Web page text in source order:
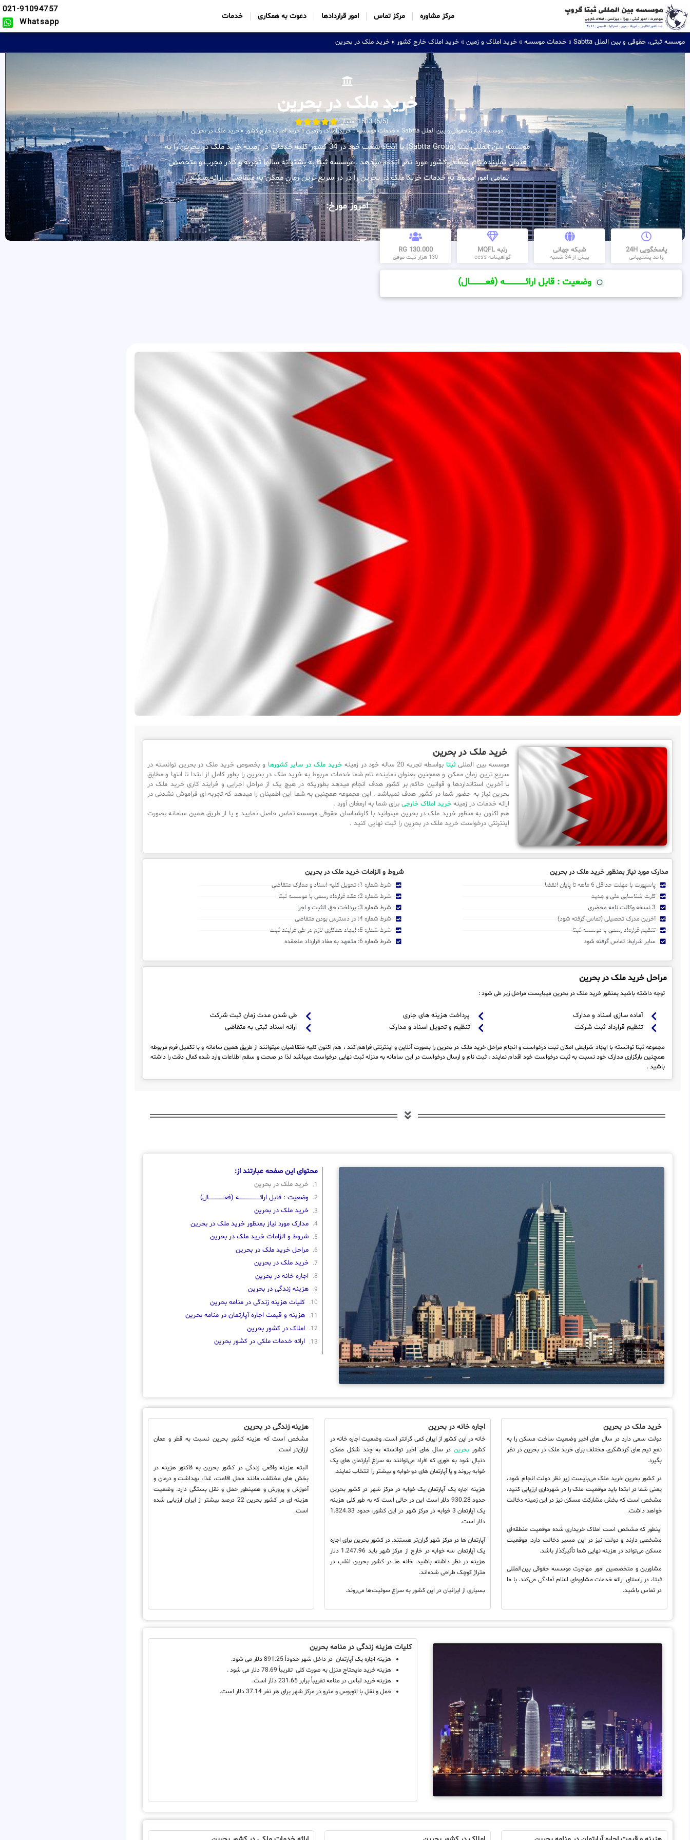
مرکز مشاوره مرکز تماس امور قراردادها دعوت به همکاری خدمات
021-91094757
Whatsapp
موسسه ثبتی، حقوقی و بین الملل Sabtta » خدمات موسسه » خرید املاک و زمین » خرید املاک خارج کشور » خرید ملک در بحرین
خرید ملک در بحرین
(5/5) 1513 امتیاز
موسسه ثبتی، حقوقی و بین الملل Sabtta » خدمات موسسه»خرید املاک و زمین»خرید املاک خارج کشور»خرید ملک در بحرین
موسسه بین المللی ثبتا (Sabtta Group) با ایجاد شعب خود در 34 کشور کلیه خدمات در زمینه خرید ملک در بحرین را به
عنوان نماینده تام شما در کشور مورد نظر انجام میدهد . موسسه ثبتا به پشتوانه سالها تجربه و کادر مجرب و متخصص
تمامی امور مربوط به خدمات خرید ملک در بحرین را در در سریع ترین زمان ممکن به متقاضیان ارائه میکند .
امروز مورخ:
پاسخگویی 24H
واحد پشتیبانی
شبکه جهانی
بیش از 34 شعبه
رتبه MQFL
گواهینامه cess
130.000 RG
130 هزار ثبت موفق
وضعیت : قابل ارائــــــــــــــــــــه (فعـــــــــــــــال)
خرید ملک در بحرین
موسسه بین المللیثبتابواسطه تجربه 20 ساله خود در زمینه خرید ملک در سایر کشورها و بخصوص خرید ملک در بحرین توانسته در
سریع ترین زمان ممکن و همچنین بعنوان نماینده تام شما خدمات مربوط به خرید ملک در بحرین را بطور کامل از ابتدا تا انتها و مطابق
با آخرین استانداردها و قوانین حاکم بر کشور هدف انجام میدهد بطوریکه در هیچ یک از مراحل اجرایی و فرایند کاری خرید ملک در
بحرین نیاز به حضور شما در کشور هدف نمیباشد . این مجموعه همچنین به شما این اطمینان را میدهد که تجربه ای فراموش نشدنی در
ارائه خدمات در زمینه خرید املاک خارجی برای شما به ارمغان آورد .
هم اکنون به منظور خرید ملک در بحرین میتوانید با کارشناسان حقوقی موسسه تماس حاصل نمایید و یا از طریق همین سامانه بصورت
اینترنتی درخواست خرید ملک در بحرین را ثبت نهایی کنید .
مدارک مورد نیاز بمنظور خرید ملک در بحرین
پاسپورت با مهلت حداقل 6 ماهه تا پایان انقضا
کارت شناسایی ملی و جدید
3 نسخه وکالت نامه محضری
آخرین مدرک تحصیلی (تماس گرفته شود)
تنظیم قرارداد رسمی با موسسه ثبتا
سایر شرایط: تماس گرفته شود
شروط و الزامات خرید ملک در بحرین
شرط شماره 1: تحویل کلیه اسناد و مدارک متقاضی
شرط شماره 2: عقد قرارداد رسمی با موسسه ثبتا
شرط شماره 3: پرداخت حق الثبت و اجرا
شرط شماره 4: در دسترس بودن متقاضی
شرط شماره 5: ایجاد همکاری لازم در طی فرایند ثبت
شرط شماره 6: متعهد به مفاد قرارداد منعقده
مراحل خرید ملک در بحرین
توجه داشته باشید بمنظور خرید ملک در بحرین میبایست مراحل زیر طی شود :
آماده سازی اسناد و مدارک
تنظیم قرارداد ثبت شرکت
پرداخت هزینه های جاری
تنظیم و تحویل اسناد و مدارک
طی شدن مدت زمان ثبت شرکت
ارائه اسناد ثبتی به متقاضی
مجموعه ثبتا توانسته با ایجاد شرایطی امکان ثبت درخواست و انجام مراحل خرید ملک در بحرین را بصورت آنلاین و اینترنتی فراهم کند ، هم اکنون کلیه متقاضیان میتوانند از طریق همین سامانه و با تکمیل فرم مربوطه
همچنین بارگزاری مدارک خود نسبت به ثبت درخواست خود اقدام نمایند ، ثبت نام و ارسال درخواست در این سامانه به منزله ثبت نهایی درخواست میباشد لذا در صحت و سقم اطلاعات وارد شده کمال دقت را داشته
باشید .
محتوای این صفحه عبارتند از:
خرید ملک در بحرین
وضعیت : قابل ارائــــــــــــــــــــه (فعـــــــــــــــال)
خرید ملک در بحرین
مدارک مورد نیاز بمنظور خرید ملک در بحرین
شروط و الزامات خرید ملک در بحرین
مراحل خرید ملک در بحرین
خرید ملک در بحرین
اجاره خانه در بحرین
هزینه زندگی در بحرین
کلیات هزینه زندگی در منامه بحرین
هزینه و قیمت اجاره آپارتمان در منامه بحرین
املاک در کشور بحرین
ارائه خدمات ملکی در کشور بحرین
خرید ملک در بحرین
دولت سعی دارد در سال های اخیر وضعیت ساخت مسکن را به
نفع تیم های گردشگری مختلف برای خرید ملک در بحرین در نظر
بگیرد.
در کشور بحرین خرید ملک می‌بایست زیر نظر دولت انجام شود،
یعنی شما در ابتدا باید موقعیت ملک را در شهرداری ارزیابی کنید،
مشخص است که بخش مشارکت مسکن نیز در این زمینه دخالت
خواهد داشت.
اینطور که مشخص است املاک خریداری شده موقعیت منطقه‌ای
مشخصی دارند و دولت نیز در این مسیر دخالت دارد. موقعیت
مسکن می‌تواند در هزینه نهایی شما تأثیرگذار باشد.
مشاورین و متخصصین امور مهاجرت موسسه حقوقی بین‌المللی
ثبتا، در راستای ارائه خدمات مشاوره‌ای اعلام آمادگی می‌کند. با ما
در تماس باشید.
اجاره خانه در بحرین
خانه در این کشور از ایران کمی گرانتر است. وضعیت اجاره خانه در
کشور بحرین در سال های اخیر توانسته به چند شکل ممکن
دنبال شود به طوری که افراد می‌توانند به سراغ آپارتمان های یک
خوابه بروند و یا آپارتمان های دو خوابه و بیشتر را انتخاب نمایند.
هزینه اجاره یک آپارتمان یک خوابه در مرکز شهر در کشور بحرین
حدود 930.28 دلار است این در حالی است که به طور کلی هزینه
یک آپارتمان 3 خوابه در مرکز شهر در این کشور، حدود 1.824.33
دلار است.
آپارتمان ها در مرکز شهر گران‌تر هستند. در کشور بحرین برای اجاره
یک آپارتمان سه خوابه در خارج از مرکز شهر باید 1.247.96 دلار
هزینه در نظر داشته باشید. خانه ها در کشور بحرین اغلب در
متراژ کوچک طراحی شده‌اند.
بسیاری از ایرانیان در این کشور به سراغ سوئیت‌ها می‌روند.
هزینه زندگی در بحرین
مشخص است که هزینه کشور بحرین نسبت به قطر و عمان
ارزان‌تر است.
البته هزینه واقعی زندگی در کشور بحرین به فاکتور هزینه در
بخش های مختلف، مانند محل اقامت، غذا، بهداشت و درمان و
آموزش و پرورش و همینطور حمل و نقل بستگی دارد. وضعیت
هزینه ای در کشور بحرین 22 درصد بیشتر از ایران ارزیابی شده
است.
کلیات هزینه زندگی در منامه بحرین
هزینه اجاره یک آپارتمان در داخل شهر حدوداً 891.25 دلار می شود.
هزینه خرید مایحتاج منزل به صورت کلی تقریباً 78.69 دلار می شود .
هزینه خرید لباس در منامه تقریباً برابر 231.65 دلار است.
حمل و نقل با اتوبوس و مترو در مرکز شهر برای هر نفر 37.14 دلار است.